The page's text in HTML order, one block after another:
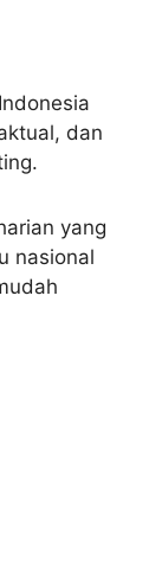
dan
yang
nasional